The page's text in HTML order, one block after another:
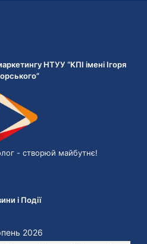
НТУУ “КПІ імені Ігоря
- cтворюй майбутнє!
і Події
2026